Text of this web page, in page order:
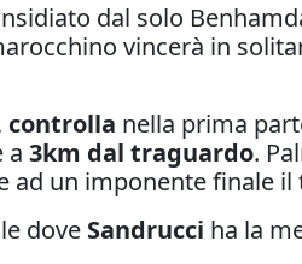
dal solo
vincerà in
controlla nella prima
a 3km dal traguardo.
ad un imponente finale il
dove Sandrucci ha la